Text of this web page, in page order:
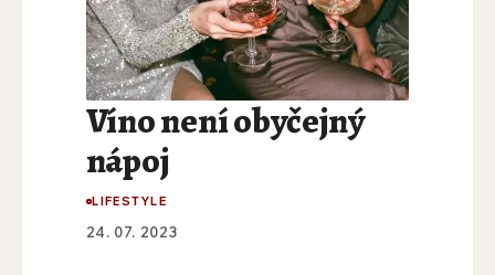
Víno není obyčejný
nápoj
LIFESTYLE
24. 07. 2023